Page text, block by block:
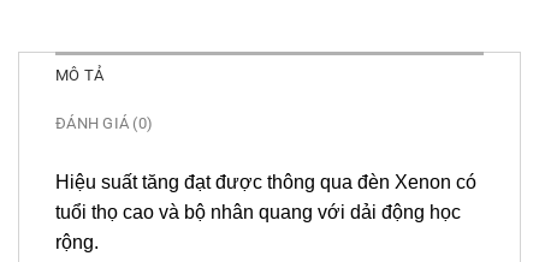
MÔ TẢ
ĐÁNH GIÁ (0)
Hiệu suất tăng đạt được thông qua đèn Xenon có
tuổi thọ cao và bộ nhân quang với dải động học
rộng.